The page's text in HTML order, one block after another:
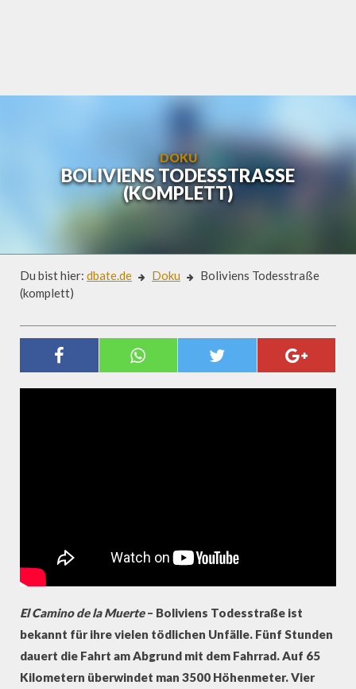
DOKU
BOLIVIENS TODESSTRASSE (
KOMPLETT)
Du bist hier: dbate.de Doku
Boliviens Todesstraße
(komplett)
BOLIVIENS TODESSTRASSE (
KOMPLETT)
El Camino de la Muerte– Boliviens Todesstraße ist
bekannt für ihre vielen tödlichen Unfälle. Fünf Stunden
dauert die Fahrt am Abgrund mit dem Fahrrad. Auf 65
Kilometern überwindet man 3500 Höhenmeter. Vier